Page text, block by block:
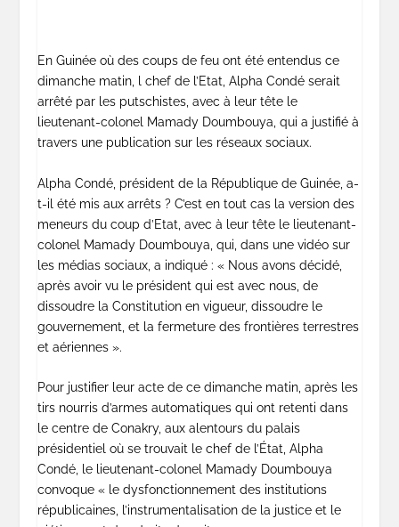
En Guinée où des coups de feu ont été entendus ce
dimanche matin, l chef de l’Etat, Alpha Condé serait
arrêté par les putschistes, avec à leur tête le
lieutenant-colonel Mamady Doumbouya, qui a justifié à
travers une publication sur les réseaux sociaux.
Alpha Condé, président de la République de Guinée, a-
t-il été mis aux arrêts ? C’est en tout cas la version des
meneurs du coup d’Etat, avec à leur tête le lieutenant-
colonel Mamady Doumbouya, qui, dans une vidéo sur
les médias sociaux, a indiqué : « Nous avons décidé,
après avoir vu le président qui est avec nous, de
dissoudre la Constitution en vigueur, dissoudre le
gouvernement, et la fermeture des frontières terrestres
et aériennes ».
Pour justifier leur acte de ce dimanche matin, après les
tirs nourris d’armes automatiques qui ont retenti dans
le centre de Conakry, aux alentours du palais
présidentiel où se trouvait le chef de l’État, Alpha
Condé, le lieutenant-colonel Mamady Doumbouya
convoque « le dysfonctionnement des institutions
républicaines, l’instrumentalisation de la justice et le